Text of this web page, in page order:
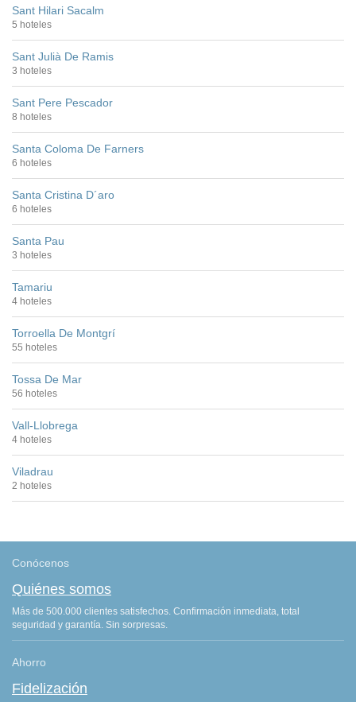
Sant Hilari Sacalm
5 hoteles
Sant Julià De Ramis
3 hoteles
Sant Pere Pescador
8 hoteles
Santa Coloma De Farners
6 hoteles
Santa Cristina D´aro
6 hoteles
Santa Pau
3 hoteles
Tamariu
4 hoteles
Torroella De Montgrí
55 hoteles
Tossa De Mar
56 hoteles
Vall-Llobrega
4 hoteles
Viladrau
2 hoteles
Conócenos
Quiénes somos
Más de 500.000 clientes satisfechos. Confirmación inmediata, total
seguridad y garantía. Sin sorpresas.
Ahorro
Fidelización